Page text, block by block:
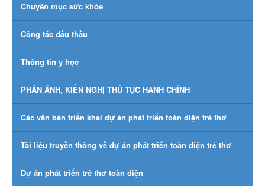
Chuyên mục sức khỏe
Công tác đấu thầu
Thông tin y học
PHẢN ÁNH, KIẾN NGHỊ THỦ TỤC HÀNH CHÍNH
Các văn bản triển khai dự án phát triển toàn diện trẻ thơ
Tài liệu truyền thông về dự án phát triển toàn diện trẻ thơ
Dự án phát triển trẻ thơ toàn diện